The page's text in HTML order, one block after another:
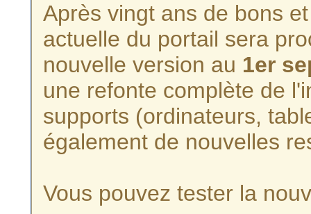
Après vingt ans de bons
actuelle du portail sera
nouvelle version au 1er
une refonte complète de
supports (ordinateurs,
également de nouvelles
Vous pouvez tester la